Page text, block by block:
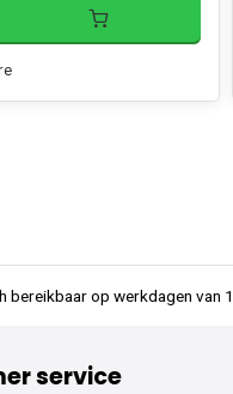
bereikbaar op werkdagen van
service